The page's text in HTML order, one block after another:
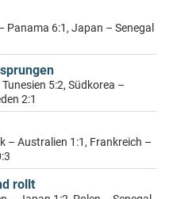
Panama 6:1, Japan – Senegal
5:2, Südkorea –
2:1
– Australien 1:1, Frankreich –
rollt